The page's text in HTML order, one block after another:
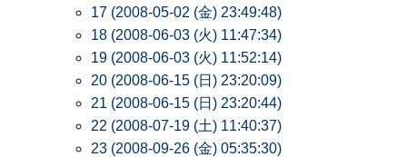
17 (2008-05-02 (金) 23:49:48)
18 (2008-06-03 (火) 11:47:34)
19 (2008-06-03 (火) 11:52:14)
20 (2008-06-15 (日) 23:20:09)
21 (2008-06-15 (日) 23:20:44)
22 (2008-07-19 (土) 11:40:37)
23 (2008-09-26 (金) 05:35:30)